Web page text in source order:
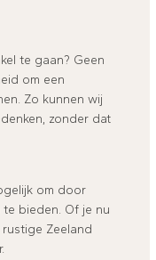
te gaan? Geen
om een
Zo kunnen wij
zonder dat
om door
bieden. Of je nu
Zeeland